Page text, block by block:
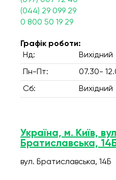
(044) 29 099 29
0 800 50 19 29
Графік роботи:
Нд:
Вихідний
Пн-Пт: 07.30-
Сб: Вихідний
Україна, м. Київ,
Братиславська,
вул. Братиславська, 14Б